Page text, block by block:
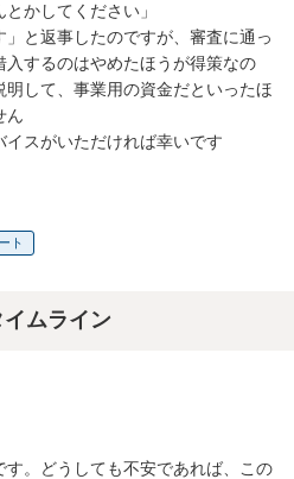
かしてください」
と返事したのですが、審査に通っ
するのはやめたほうが得策なの
して、事業用の資金だといったほ
ん
スがいただければ幸いです
ト
ムライン
。どうしても不安であれば、この